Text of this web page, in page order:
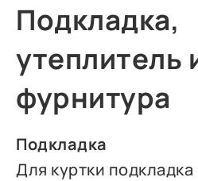
Подкладка,
утеплитель
фурнитура
Подкладка
Для куртки подкладка